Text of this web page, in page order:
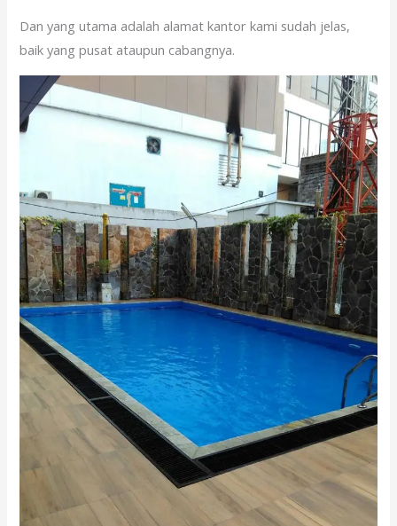
Dan yang utama adalah alamat kantor kami sudah jelas,
baik yang pusat ataupun cabangnya.